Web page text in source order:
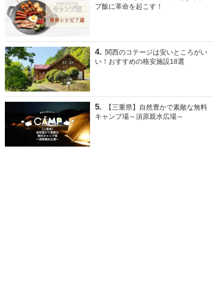
プ飯に革命を起こす！
関西のコテージは安いところがい
い！おすすめの格安施設18選
【三重県】自然豊かで素敵な無料
キャンプ場～須原親水広場～